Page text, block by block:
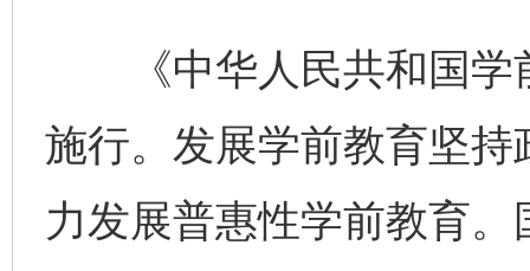
《中华人民共和国学
施行。发展学前教育坚
力发展普惠性学前教育